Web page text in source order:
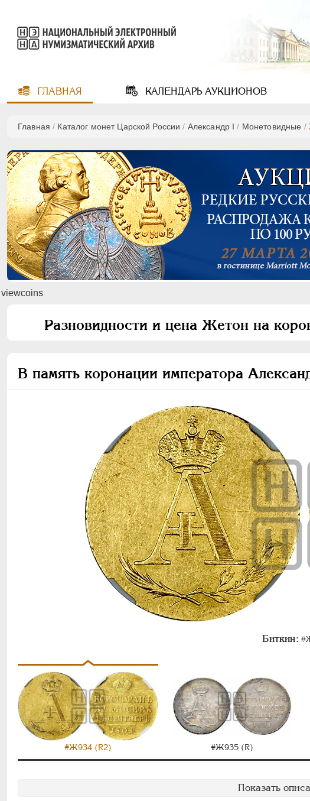
ГЛАВНАЯ КАЛЕНДАРЬАУКЦИОНОВ
Главная / Каталог монет Царской России / Александр I / Монетовидные /
viewcoins
Разновидности и цена Жетон на
В память коронации императора
Биткин:
#Ж934 (R2) #Ж935 (R)
Показать